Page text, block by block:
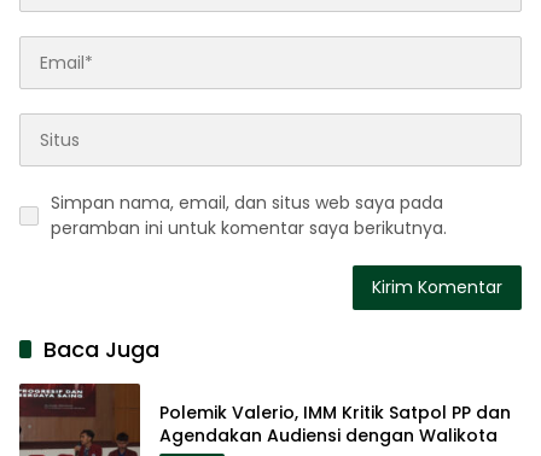
Simpan nama, email, dan situs web saya pada
peramban ini untuk komentar saya berikutnya.
Baca Juga
Polemik Valerio, IMM Kritik Satpol PP dan
Agendakan Audiensi dengan Walikota